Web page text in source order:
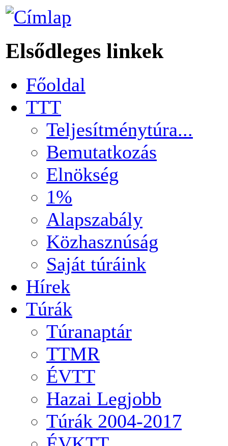
Elsődleges linkek
Főoldal
TTT
Teljesítménytúra...
Bemutatkozás
Elnökség
1%
Alapszabály
Közhasznúság
Saját túráink
Hírek
Túrák
Túranaptár
TTMR
ÉVTT
Hazai Legjobb
Túrák 2004-2017